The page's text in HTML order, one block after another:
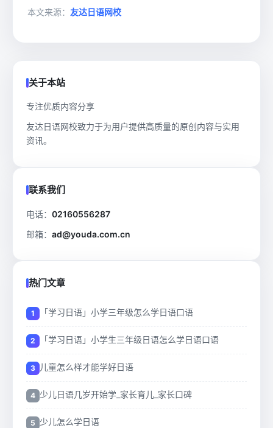
本文来源： 友达日语网校
关于本站
专注优质内容分享
友达日语网校致力于为用户提供高质量的原创内容与实用
资讯。
联系我们
电话： 02160556287
邮箱： ad@youda.com.cn
热门文章
「学习日语」小学三年级怎么学日语口语
「学习日语」小学生三年级日语怎么学日语口语
儿童怎么样才能学好日语
少儿日语几岁开始学_家长育儿_家长口碑
少儿怎么学日语